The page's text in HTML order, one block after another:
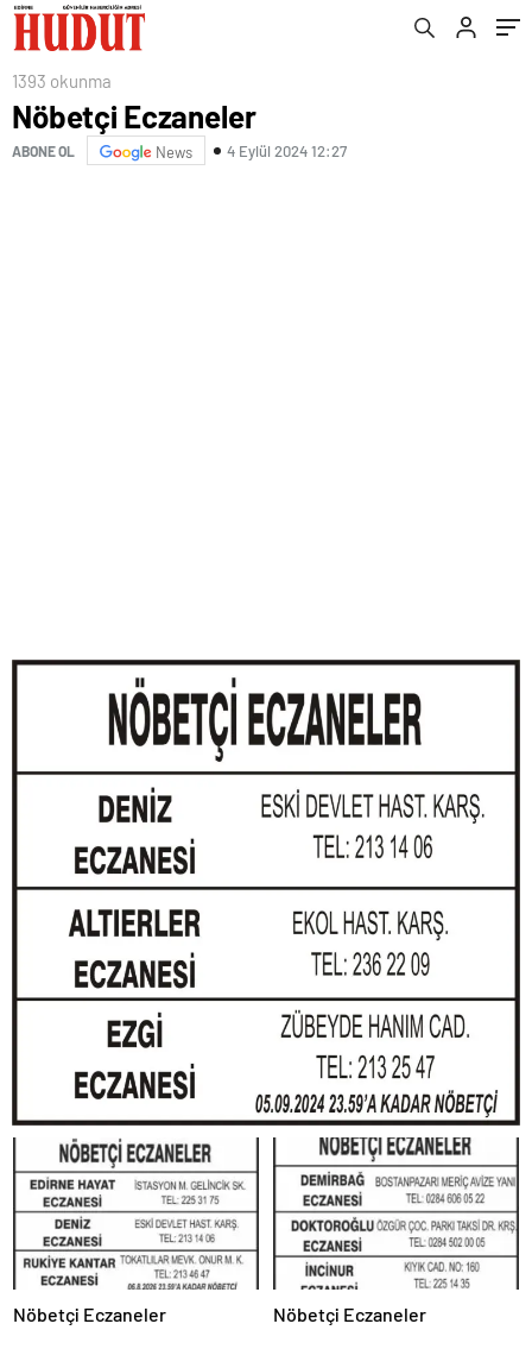
1393 okunma
Nöbetçi Eczaneler
ABONE OL News 4 Eylül 2024 12:27
Nöbetçi Eczaneler Nöbetçi Eczaneler